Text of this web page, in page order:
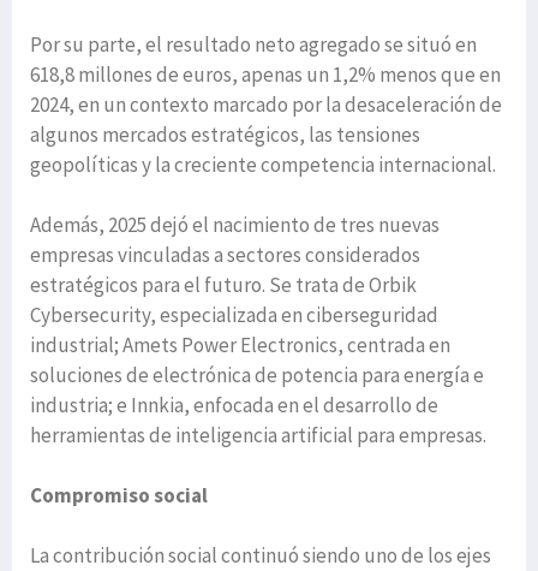
Por su parte, el resultado neto agregado se situó en
618,8 millones de euros, apenas un 1,2% menos que en
2024, en un contexto marcado por la desaceleración de
algunos mercados estratégicos, las tensiones
geopolíticas y la creciente competencia internacional.
Además, 2025 dejó el nacimiento de tres nuevas
empresas vinculadas a sectores considerados
estratégicos para el futuro. Se trata de Orbik
Cybersecurity, especializada en ciberseguridad
industrial; Amets Power Electronics, centrada en
soluciones de electrónica de potencia para energía e
industria; e Innkia, enfocada en el desarrollo de
herramientas de inteligencia artificial para empresas.
Compromiso social
La contribución social continuó siendo uno de los ejes